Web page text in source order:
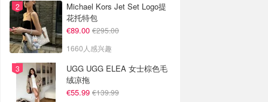
Michael Kors Jet Set Logo提
花托特包
€89.00 €295.00
1660人感兴趣
UGG UGG ELEA 女士棕色毛
绒凉拖
€55.99 €139.99